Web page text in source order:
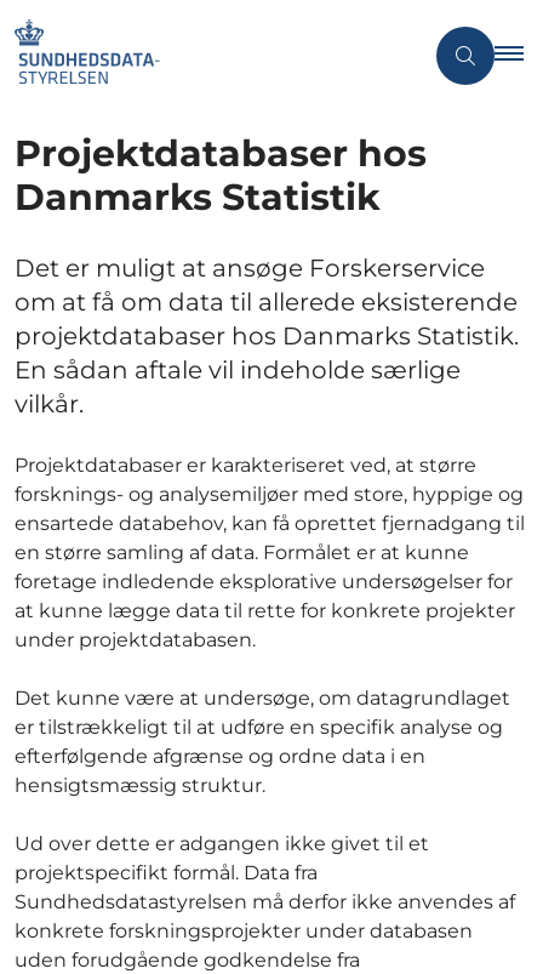
Projektdatabaser hos
Danmarks Statistik
Det er muligt at ansøge Forskerservice
om at få om data til allerede eksisterende
projektdatabaser hos Danmarks Statistik.
En sådan aftale vil indeholde særlige
vilkår.
Projektdatabaser er karakteriseret ved, at større
forsknings- og analysemiljøer med store, hyppige og
ensartede databehov, kan få oprettet fjernadgang til
en større samling af data. Formålet er at kunne
foretage indledende eksplorative undersøgelser for
at kunne lægge data til rette for konkrete projekter
under projektdatabasen.
Det kunne være at undersøge, om datagrundlaget
er tilstrækkeligt til at udføre en specifik analyse og
efterfølgende afgrænse og ordne data i en
hensigtsmæssig struktur.
Ud over dette er adgangen ikke givet til et
projektspecifikt formål. Data fra
Sundhedsdatastyrelsen må derfor ikke anvendes af
konkrete forskningsprojekter under databasen
uden forudgående godkendelse fra